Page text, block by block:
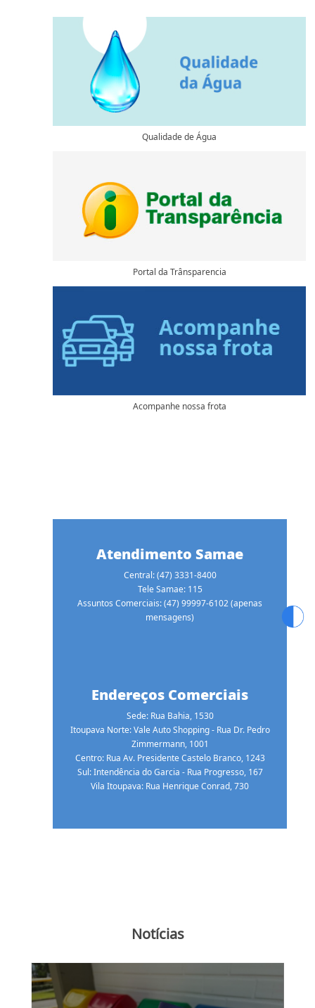
Qualidade de Água
Portal da Trânsparencia
Acompanhe nossa frota
Atendimento Samae
Central: (47) 3331-8400
Tele Samae: 115
Assuntos Comerciais: (47) 99997-6102 (apenas
mensagens)
Endereços Comerciais
Sede: Rua Bahia, 1530
Itoupava Norte: Vale Auto Shopping - Rua Dr. Pedro
Zimmermann, 1001
Centro: Rua Av. Presidente Castelo Branco, 1243
Sul: Intendência do Garcia - Rua Progresso, 167
Vila Itoupava: Rua Henrique Conrad, 730
Notícias